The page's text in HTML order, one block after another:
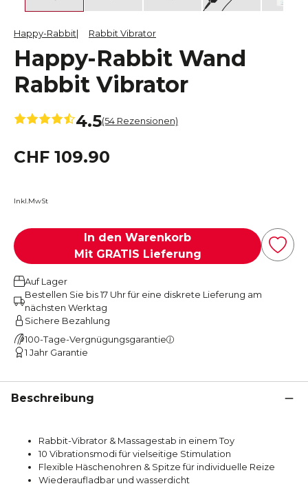
Happy-Rabbit Rabbit Vibrator
Happy-Rabbit Wand
Rabbit Vibrator
4.5(54 Rezensionen)
CHF 109.90
Inkl.MwSt
In den Warenkorb
Mit GRATIS Lieferung
Auf Lager
Bestellen Sie bis 17 Uhr für eine diskrete Lieferung am
nächsten Werktag
Sichere Bezahlung
100-Tage-Vergnügungsgarantie
1 Jahr Garantie
Beschreibung
Rabbit-Vibrator & Massagestab in einem Toy
10 Vibrationsmodi für vielseitige Stimulation
Flexible Häschenohren & Spitze für individuelle Reize
Wiederaufladbar und wasserdicht